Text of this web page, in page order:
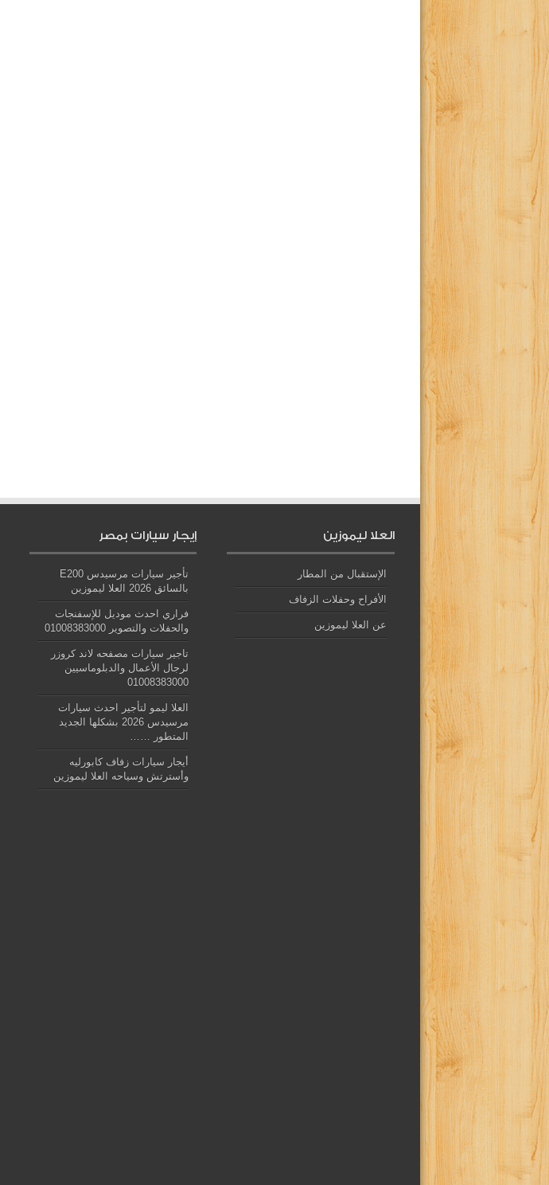
العلا ليموزين
الإستقبال من المطار
الأفراح وحفلات الزفاف
عن العلا ليموزين
إيجار سيارات بمصر
تأجير سيارات مرسيدس E200
بالسائق 2026 العلا ليموزين
فراري احدث موديل للإسفنجات
والحفلات والتصوير 01008383000
تاجير سيارات مصفحه لاند كروزر
لرجال الأعمال والدبلوماسيين
01008383000
العلا ليمو لتأجير احدث سيارات
مرسيدس 2026 بشكلها الجديد
المتطور ……
أيجار سيارات زفاف كابورليه
وأسترتش وسياحه العلا ليموزين